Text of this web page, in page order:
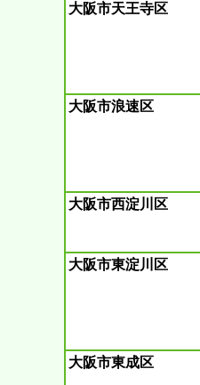
大阪市天王寺区
大阪市浪速区
大阪市西淀川区
大阪市東淀川区
大阪市東成区